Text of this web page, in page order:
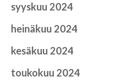
syyskuu 2024
heinäkuu 2024
kesäkuu 2024
toukokuu 2024